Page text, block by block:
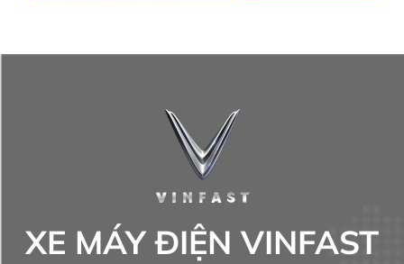
XE MÁY ĐIỆN VINFAST